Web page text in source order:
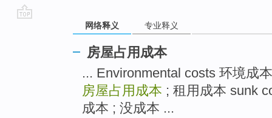
网络释义 专业释义
房屋占用成本
... Environmental costs 环境成
房屋占用成本 ; 租用成本 sunk
成本 ; 没成本 ...